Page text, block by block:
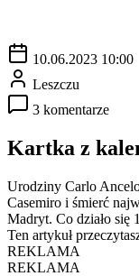
10.06.2023 10:00
Leszczu
3 komentarze
Kartka z
Urodziny Carlo
Casemiro i śmierć
Madryt. Co działo się
Ten artykuł
REKLAMA
REKLAMA